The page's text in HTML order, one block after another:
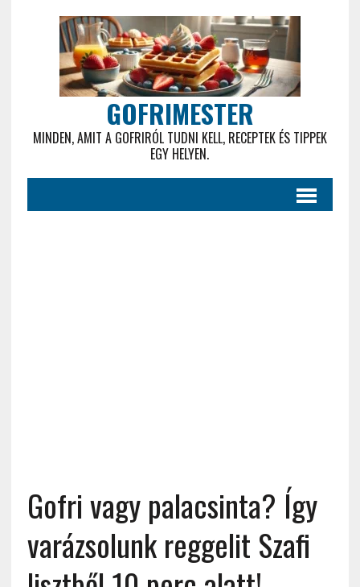
GOFRIMESTER
MINDEN, AMIT A GOFRIRÓL TUDNI KELL, RECEPTEK ÉS TIPPEK
EGY HELYEN.
Gofri vagy palacsinta? Így
varázsolunk reggelit Szafi